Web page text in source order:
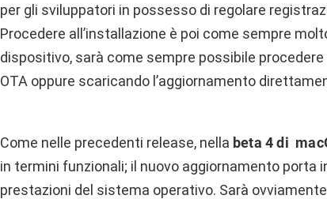
per gli sviluppatori in possesso di regolare
Procedere all’installazione è poi come sempre
dispositivo, sarà come sempre possibile
OTA oppure scaricando l’aggiornamento
Come nelle precedenti release, nella beta 4 di
in termini funzionali; il nuovo aggiornamento
prestazioni del sistema operativo. Sarà